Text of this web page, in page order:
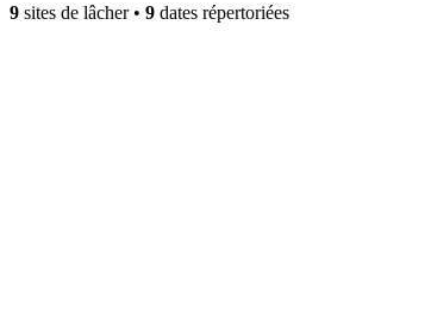
9 sites de lâcher • 9 dates répertoriées